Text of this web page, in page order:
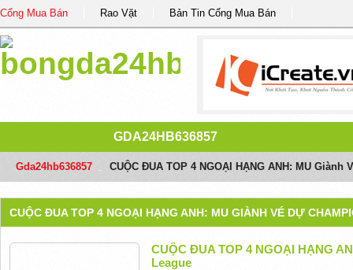
Cổng Mua Bán Rao Vặt Bản Tin Cổng Mua Bán
GDA24HB636857
Gda24hb636857 CUỘC ĐUA TOP 4 NGOẠI HẠNG ANH: MU Giành
CUỘC ĐUA TOP 4 NGOẠI HẠNG ANH: MU GIÀNH VÉ DỰ
CUỘC ĐUA TOP 4 NGOẠI HẠNG
League